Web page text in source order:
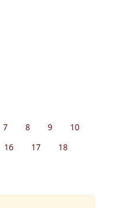
7 8 9
10
16 17
18